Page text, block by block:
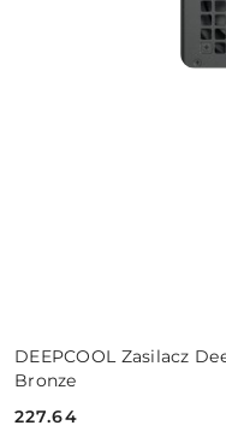
DEEPCOOL Zasilacz
Bronze
Cena:
227.64